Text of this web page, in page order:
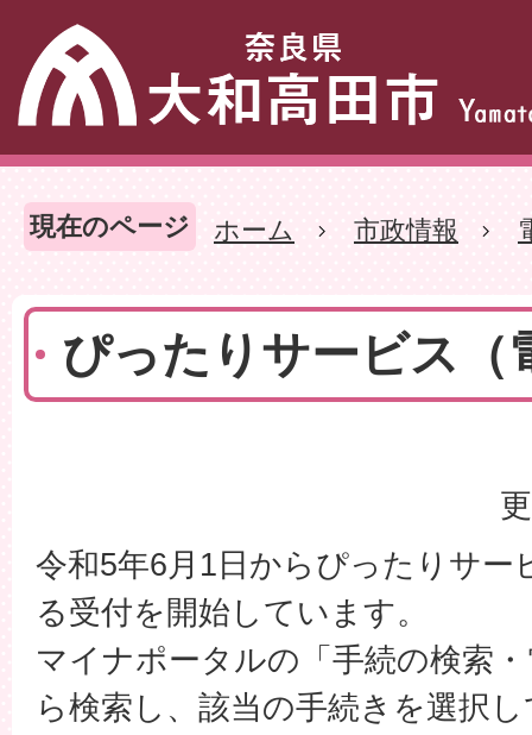
現在のページ ホーム 市政情報
ぴったりサービス（
令和5年6月1日からぴったりサー
る受付を開始しています。
マイナポータルの「手続の検索
ら検索し、該当の手続きを選択